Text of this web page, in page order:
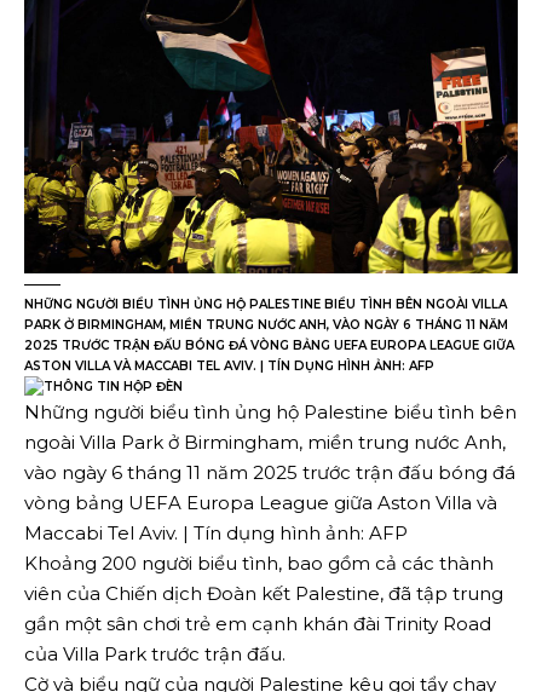
NHỮNG NGƯỜI BIỂU TÌNH ỦNG HỘ PALESTINE BIỂU TÌNH BÊN NGOÀI VILLA
PARK Ở BIRMINGHAM, MIỀN TRUNG NƯỚC ANH, VÀO NGÀY 6 THÁNG 11 NĂM
2025 TRƯỚC TRẬN ĐẤU BÓNG ĐÁ VÒNG BẢNG UEFA EUROPA LEAGUE GIỮA
ASTON VILLA VÀ MACCABI TEL AVIV. | TÍN DỤNG HÌNH ẢNH: AFP
Những người biểu tình ủng hộ Palestine biểu tình bên
ngoài Villa Park ở Birmingham, miền trung nước Anh,
vào ngày 6 tháng 11 năm 2025 trước trận đấu bóng đá
vòng bảng UEFA Europa League giữa Aston Villa và
Maccabi Tel Aviv. | Tín dụng hình ảnh: AFP
Khoảng 200 người biểu tình, bao gồm cả các thành
viên của Chiến dịch Đoàn kết Palestine, đã tập trung
gần một sân chơi trẻ em cạnh khán đài Trinity Road
của Villa Park trước trận đấu.
Cờ và biểu ngữ của người Palestine kêu gọi tẩy chay